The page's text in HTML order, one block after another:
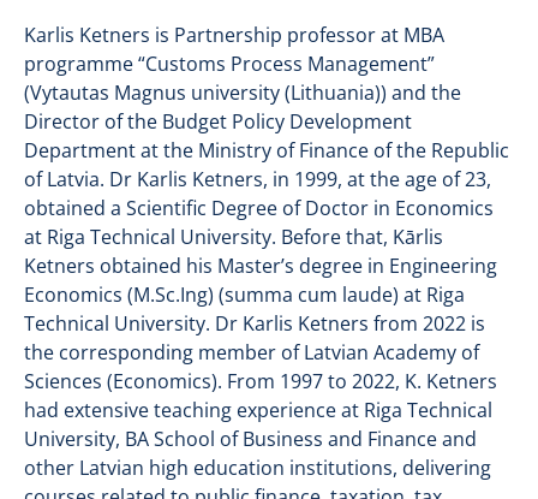
Karlis Ketners is Partnership professor at MBA
programme “Customs Process Management”
(Vytautas Magnus university (Lithuania)) and the
Director of the Budget Policy Development
Department at the Ministry of Finance of the Republic
of Latvia. Dr Karlis Ketners, in 1999, at the age of 23,
obtained a Scientific Degree of Doctor in Economics
at Riga Technical University. Before that, Kārlis
Ketners obtained his Master’s degree in Engineering
Economics (M.Sc.Ing) (summa cum laude) at Riga
Technical University. Dr Karlis Ketners from 2022 is
the corresponding member of Latvian Academy of
Sciences (Economics). From 1997 to 2022, K. Ketners
had extensive teaching experience at Riga Technical
University, BA School of Business and Finance and
other Latvian high education institutions, delivering